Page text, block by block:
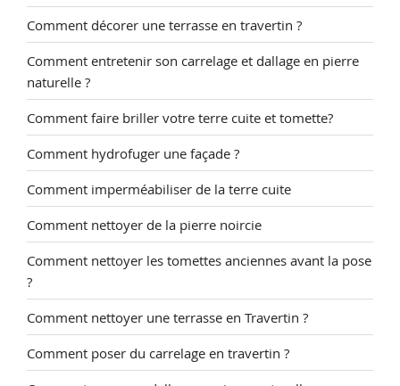
Comment décorer une terrasse en travertin ?
Comment entretenir son carrelage et dallage en pierre
naturelle ?
Comment faire briller votre terre cuite et tomette?
Comment hydrofuger une façade ?
Comment imperméabiliser de la terre cuite
Comment nettoyer de la pierre noircie
Comment nettoyer les tomettes anciennes avant la pose
?
Comment nettoyer une terrasse en Travertin ?
Comment poser du carrelage en travertin ?